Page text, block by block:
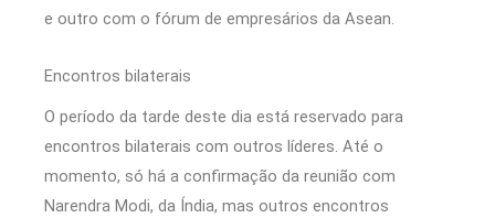
e outro com o fórum de empresários da Asean.
Encontros bilaterais
O período da tarde deste dia está reservado para
encontros bilaterais com outros líderes. Até o
momento, só há a confirmação da reunião com
Narendra Modi, da Índia, mas outros encontros